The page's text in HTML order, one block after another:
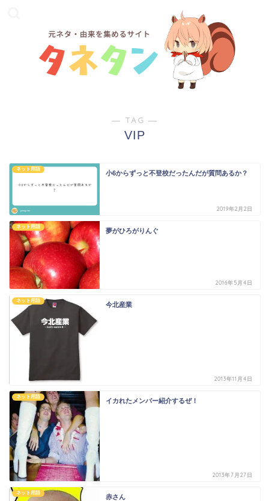
― TAG ―
VIP
ネット用語
小6からずっと不登校だったんだが質問あるか？
2019年2月2日
ネット用語
夢がひろがりんぐ
2016年5月4日
ネット用語
今北産業
2013年11月4日
ネット用語
イカれたメンバー紹介するぜ！
2013年7月27日
ネット用語
赤さん